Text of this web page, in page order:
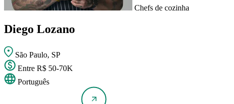
Chefs de cozinha
Diego Lozano
São Paulo, SP
Entre R$ 50-70K
Português